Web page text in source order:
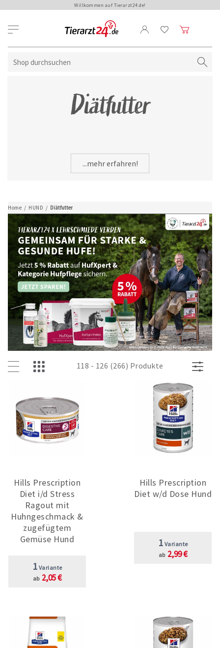
Willkommen auf Tierarzt24.de!
Home / HUND / Diätfutter
Diätfutter
...mehr erfahren!
118 - 126 (266) Produkte
Hills Prescription
Diet i/d Stress
Ragout mit
Huhngeschmack &
zugefügtem
Gemüse Hund
1 Variante
ab 2,05 €
Hills Prescription
Diet w/d Dose Hund
1 Variante
ab 2,99 €